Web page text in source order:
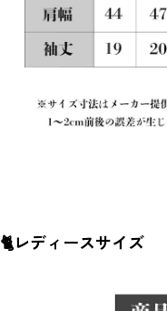
🐈レディースサイズ